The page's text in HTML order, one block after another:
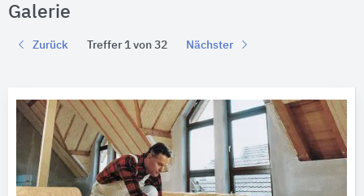
Galerie
Zurück Treffer 1 von 32 Nächster